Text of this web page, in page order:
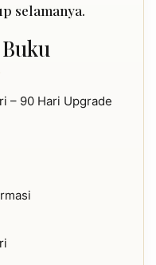
selamanya.
– 90 Hari Upgrade